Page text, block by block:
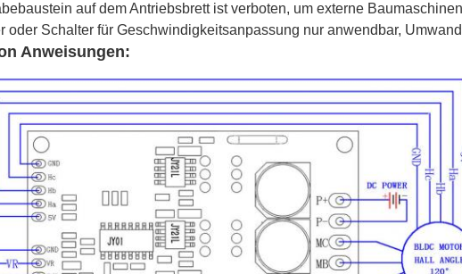
auf dem Antriebsbrett ist verboten, um externe
oder Schalter für Geschwindigkeitsanpassung nur anwendbar,
Anweisungen: